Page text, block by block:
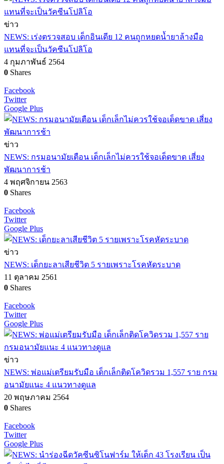
ข่าว
NEWS: เร่งตรวจสอบ เด็กอินเดีย 12 คนถูกหยดน้ำยาล้างมือ
แทนที่จะเป็นวัคซีนโปลิโอ
4 กุมภาพันธ์ 2564
0 Shares
Facebook
Twitter
Google Plus
ข่าว
NEWS: กรมอนามัยเตือน เด็กเล็กไม่ควรใช้จอเด็ดขาด เสี่ยง
พัฒนาการช้า
4 พฤศจิกายน 2563
0 Shares
Facebook
Twitter
Google Plus
ข่าว
NEWS: เด็กยะลาเสียชีวิต 5 รายเพราะโรคหัดระบาด
11 ตุลาคม 2561
0 Shares
Facebook
Twitter
Google Plus
ข่าว
NEWS: พ่อแม่เตรียมรับมือ เด็กเล็กติดโควิดรวม 1,557 ราย กรม
อนามัยแนะ 4 แนวทางดูแล
20 พฤษภาคม 2564
0 Shares
Facebook
Twitter
Google Plus